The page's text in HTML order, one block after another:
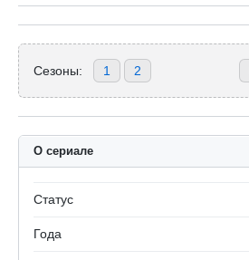
Сезоны: 1 2
О сериале
Статус
Года